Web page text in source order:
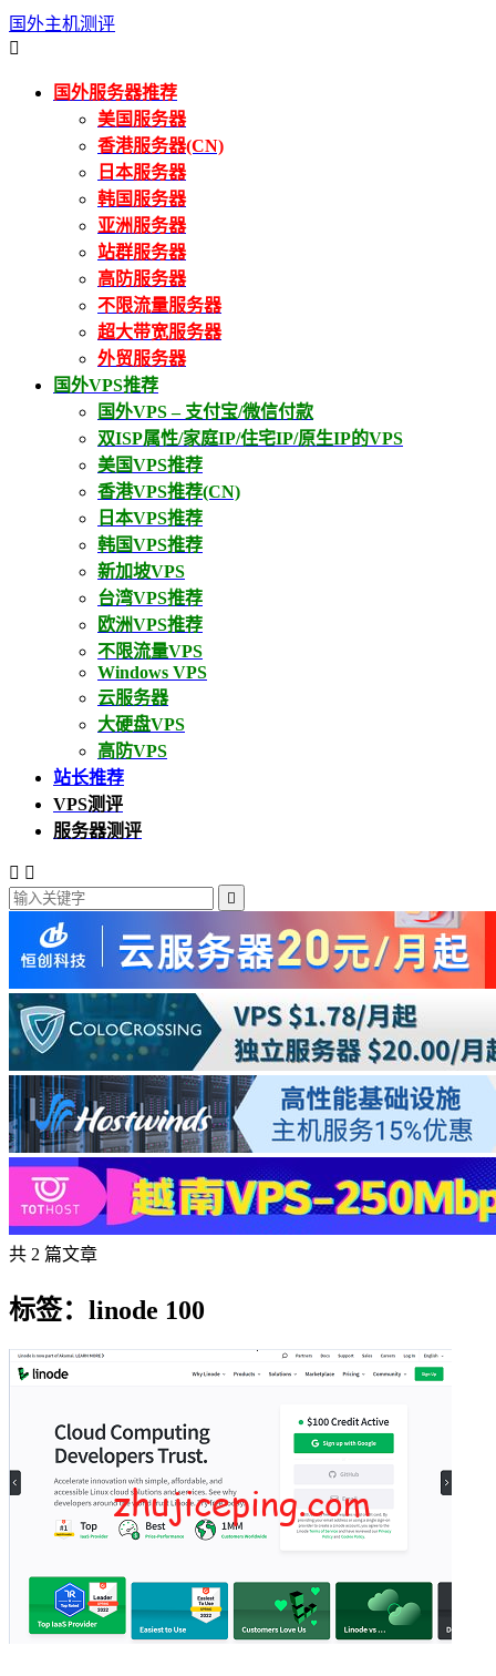
国外主机测评

国外服务器推荐
美国服务器
香港服务器(CN)
日本服务器
韩国服务器
亚洲服务器
站群服务器
高防服务器
不限流量服务器
超大带宽服务器
外贸服务器
国外VPS推荐
国外VPS – 支付宝/微信付款
双ISP属性/家庭IP/住宅IP/原生IP的VPS
美国VPS推荐
香港VPS推荐(CN)
日本VPS推荐
韩国VPS推荐
新加坡VPS
台湾VPS推荐
欧洲VPS推荐
不限流量VPS
Windows VPS
云服务器
大硬盘VPS
高防VPS
站长推荐
VPS测评
服务器测评
 

共 2 篇文章
标签：linode 100